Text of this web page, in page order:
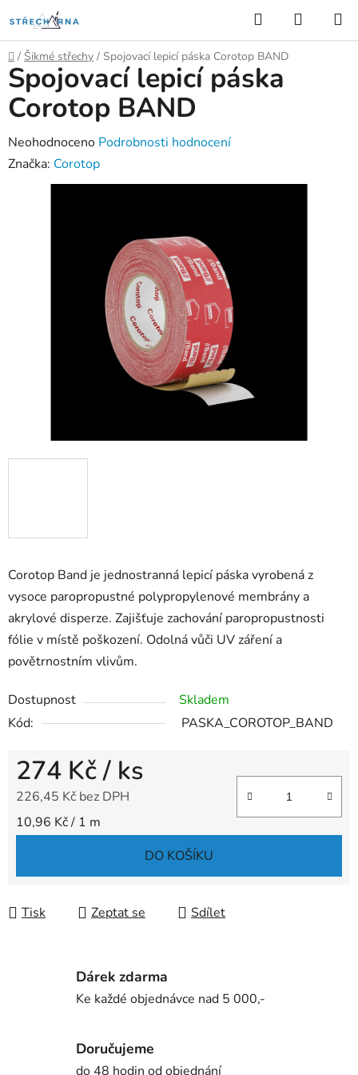
na
obsah
Hledat
KOŠÍK
Domů
/ Šikmé střechy / Spojovací lepicí páska Corotop BAND
Corotop Band je jednostranná lepicí páska vyrobená z
vysoce paropropustné polypropylenové membrány a
akrylové disperze. Zajišťuje zachování paropropustnosti
fólie v místě poškození. Odolná vůči UV záření a
povětrnostním vlivům.
Dostupnost
Skladem
Kód:
PASKA_COROTOP_BAND
274 Kč/ ks
226,45 Kč bez DPH
Měrná cena:
10,96 Kč / 1 m
DO KOŠÍKU
Tisk Zeptat se Sdílet
Spojovací lepicí páska
Corotop BAND
Průměrné
hodnocení
produktu
Neohodnoceno Podrobnosti hodnocení
Značka: Corotop
Dárek zdarma
Ke každé objednávce nad 5 000,-
Doručujeme
do 48 hodin od objednání